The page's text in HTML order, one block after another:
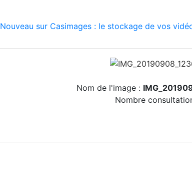
Nouveau sur Casimages : le stockage de vos
Nom de l'image :
Nombre